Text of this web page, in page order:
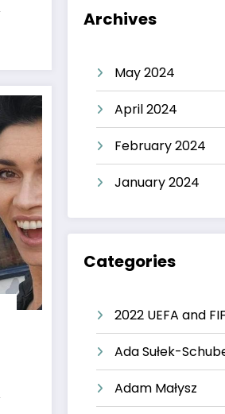
Archives
May 2024
April 2024
February 2024
January 2024
Categories
2022 UEFA and
Ada Sułek-
Adam Małysz